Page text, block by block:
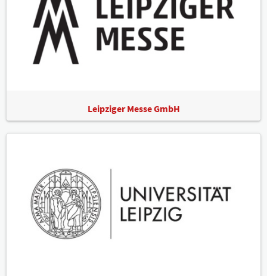
Leipziger Messe GmbH